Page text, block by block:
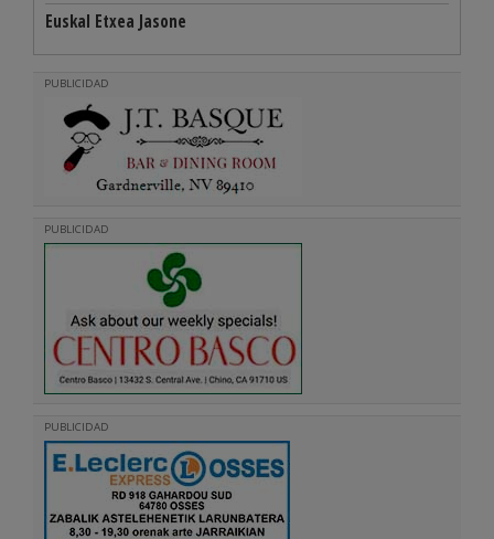
Euskal Etxea Jasone
PUBLICIDAD
PUBLICIDAD
PUBLICIDAD